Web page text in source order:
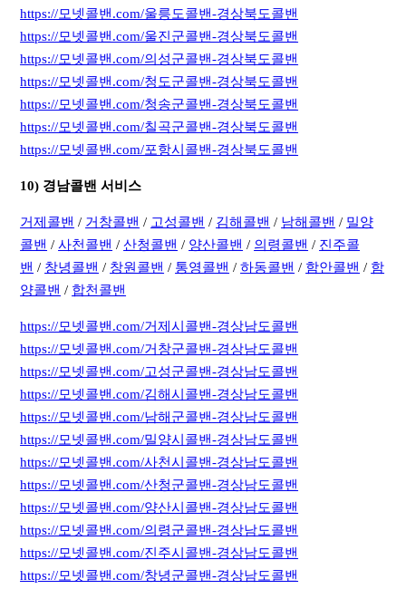
https://모넷콜밴.com/울릉도콜밴-경상북도콜밴
https://모넷콜밴.com/울진군콜밴-경상북도콜밴
https://모넷콜밴.com/의성군콜밴-경상북도콜밴
https://모넷콜밴.com/청도군콜밴-경상북도콜밴
https://모넷콜밴.com/청송군콜밴-경상북도콜밴
https://모넷콜밴.com/칠곡군콜밴-경상북도콜밴
https://모넷콜밴.com/포항시콜밴-경상북도콜밴
10) 경남콜밴 서비스
거제콜밴 / 거창콜밴 / 고성콜밴 / 김해콜밴 / 남해콜밴 / 밀양
콜밴 /사천콜밴 /산청콜밴 / 양산콜밴 / 의령콜밴 / 진주콜
밴 / 창녕콜밴 / 창원콜밴 / 통영콜밴 /하동콜밴 / 함안콜밴 / 함
양콜밴 / 합천콜밴
https://모넷콜밴.com/거제시콜밴-경상남도콜밴
https://모넷콜밴.com/거창군콜밴-경상남도콜밴
https://모넷콜밴.com/고성군콜밴-경상남도콜밴
https://모넷콜밴.com/김해시콜밴-경상남도콜밴
https://모넷콜밴.com/남해군콜밴-경상남도콜밴
https://모넷콜밴.com/밀양시콜밴-경상남도콜밴
https://모넷콜밴.com/사천시콜밴-경상남도콜밴
https://모넷콜밴.com/산청군콜밴-경상남도콜밴
https://모넷콜밴.com/양산시콜밴-경상남도콜밴
https://모넷콜밴.com/의령군콜밴-경상남도콜밴
https://모넷콜밴.com/진주시콜밴-경상남도콜밴
https://모넷콜밴.com/창녕군콜밴-경상남도콜밴